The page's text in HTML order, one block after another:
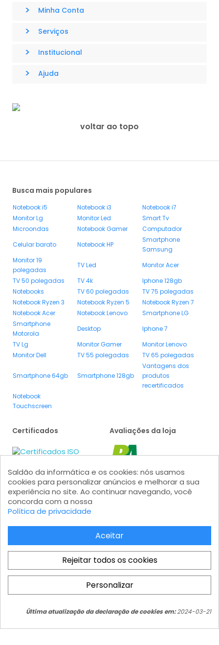
R$ 1.595,84 COMPRAR
> Minha Conta
> Serviços
> Institucional
> Ajuda
voltar ao topo
Busca mais populares
Notebook i5 Notebook i3
Notebook i7
Monitor Lg
Monitor Led
Smart Tv
Microondas
Notebook Gamer
Computador
Celular barato
Notebook HP
Smartphone
Samsung
Monitor 19
polegadas
TV Led
Monitor Acer
TV 50 polegadas
TV 4k
Iphone 128gb
Notebooks
TV 60 polegadas
TV 75 polegadas
Notebook Ryzen 3
Notebook Ryzen 5
Notebook Ryzen 7
Notebook Acer
Notebook Lenovo
Smartphone LG
Smartphone
Motorola
Desktop
Iphone 7
TV Lg
Monitor Gamer
Monitor Lenovo
Monitor Dell
TV 55 polegadas TV 65 polegadas
Smartphone 64gb Smartphone 128gb
Vantagens dos
produtos
recertificados
Notebook
Touchscreen
Certificados Avaliações da loja
Formas de pagamento
Saldão da Informática LTDA - CNPJ: 15.383.046/0001-04 - IE:
- SP - Modular 2 - Castelo Branco - Galpão 08 - CEP 06460-200
Saldão da informática e os cookies: nós usamos
cookies para personalizar anúncios e melhorar a sua
experiência no site. Ao continuar navegando, você
concorda com a nossa
Política de privacidade
Aceitar
Rejeitar todos os cookies
Personalizar
Última atualização da declaração de cookies em:2024-03-21